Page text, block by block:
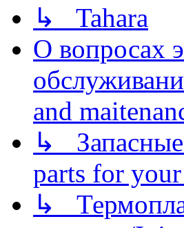
↳ Tahara
О вопросах
and
↳ Запасные
parts for
↳